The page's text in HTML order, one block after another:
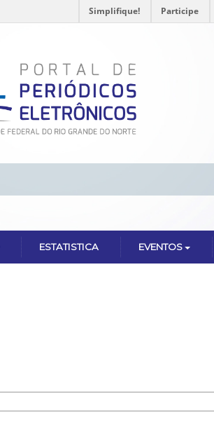
Simplifique! Participe
ESTATISTICA EVENTOS